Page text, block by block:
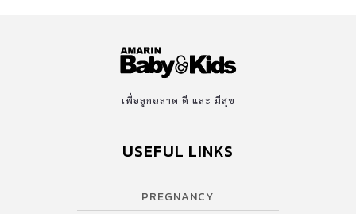
เพื่อลูกฉลาด ดี และ มีสุข
USEFUL LINKS
PREGNANCY